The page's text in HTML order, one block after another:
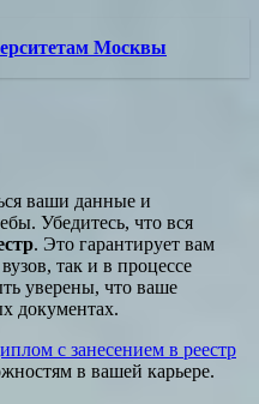
Москвы
ваши данные и
Убедитесь, что вся
. Это гарантирует вам
так и в процессе
уверены, что ваше
документах.
с занесением в реестр
в вашей карьере.